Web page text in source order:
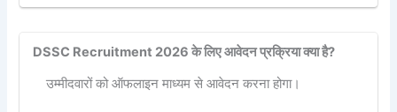
DSSC Recruitment 2026 के लिए आवेदन प्रक्रिया क्या है?
उम्मीदवारों को ऑफलाइन माध्यम से आवेदन करना होगा।